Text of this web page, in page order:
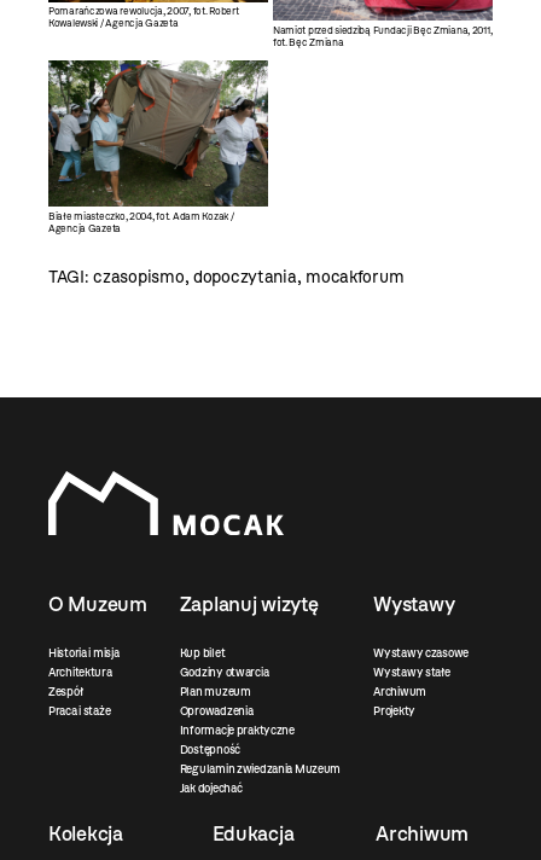
Pomarańczowa rewolucja, 2007, fot. Robert
Kowalewski / Agencja Gazeta
Namiot przed siedzibą Fundacji Bęc Zmiana, 2011,
fot. Bęc Zmiana
Białe miasteczko, 2004, fot. Adam Kozak /
Agencja Gazeta
TAGI:czasopismo, dopoczytania, mocakforum
O Muzeum
Historia i misja
Architektura
Zespół
Praca i staże
Zaplanuj wizytę
Kup bilet
Godziny otwarcia
Plan muzeum
Oprowadzenia
Informacje praktyczne
Dostępność
Regulamin zwiedzania Muzeum
Jak dojechać
Wystawy
Wystawy czasowe
Wystawy stałe
Archiwum
Projekty
Kolekcja Edukacja Archiwum